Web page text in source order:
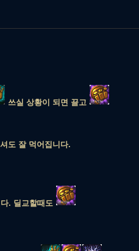
쓰실 상황이 되면 끌고
도 잘 먹어집니다.
. 딜교할때도